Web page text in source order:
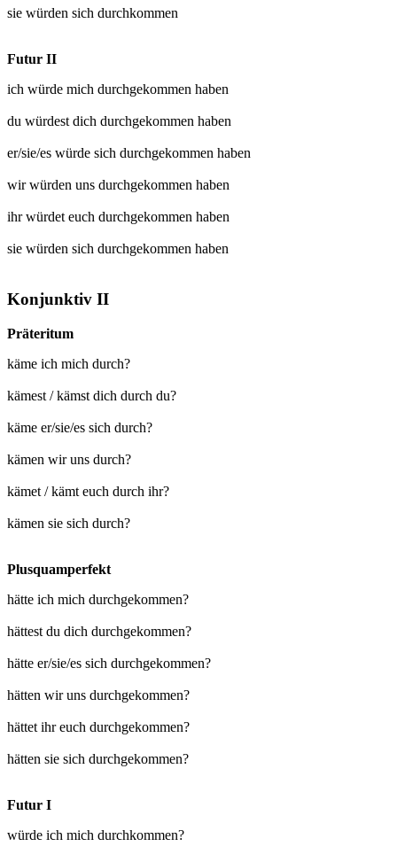
sie würden sich durchkommen
Futur II
ich würde mich durchgekommen haben
du würdest dich durchgekommen haben
er/sie/es würde sich durchgekommen haben
wir würden uns durchgekommen haben
ihr würdet euch durchgekommen haben
sie würden sich durchgekommen haben
Konjunktiv II
Präteritum
käme ich mich durch?
kämest / kämst dich durch du?
käme er/sie/es sich durch?
kämen wir uns durch?
kämet / kämt euch durch ihr?
kämen sie sich durch?
Plusquamperfekt
hätte ich mich durchgekommen?
hättest du dich durchgekommen?
hätte er/sie/es sich durchgekommen?
hätten wir uns durchgekommen?
hättet ihr euch durchgekommen?
hätten sie sich durchgekommen?
Futur I
würde ich mich durchkommen?